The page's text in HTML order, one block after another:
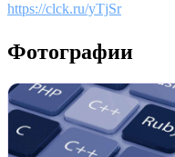
https://clck.ru/yTjSr
Фотографии